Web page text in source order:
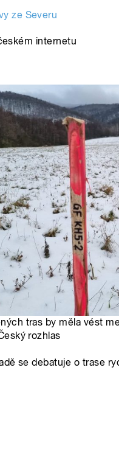
ze Severu
internetu
tras by měla vést
rozhlas
se debatuje o trase